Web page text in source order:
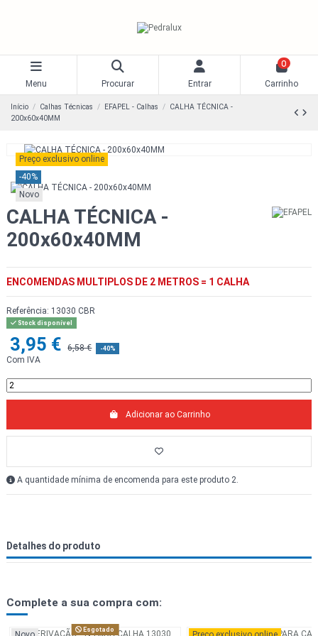
Menu Procurar Entrar
0
Carrinho
Início Calhas Técnicas EFAPEL - Calhas
CALHA TÉCNICA -
200x60x40MM
Preço exclusivo online
-40%
Novo
CALHA TÉCNICA -
200x60x40MM
ENCOMENDAS MULTIPLOS DE 2 METROS = 1 CALHA
Referência: 13030 CBR
Stock disponível
3,95 € 6,58 € -40%
Com IVA
Adicionar ao Carrinho
A quantidade mínima de encomenda para este produto 2.
Detalhes do produto
Complete a sua compra com:
Esgotado